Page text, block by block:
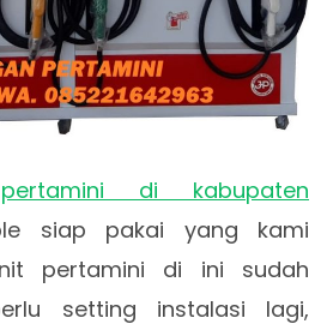
pertamini di kabupaten
siap pakai yang kami
pertamini di ini sudah
setting instalasi lagi,